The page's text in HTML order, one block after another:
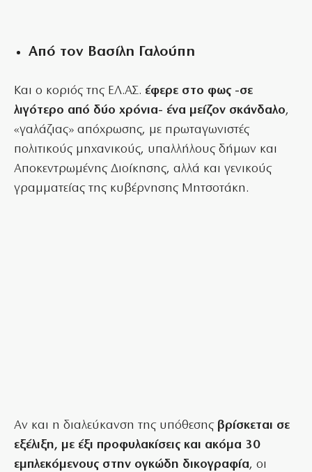
Από τον Βασίλη Γαλούπη
Και ο κοριός της ΕΛ.ΑΣ. έφερε στο φως -σε
λιγότερο από δύο χρόνια- ένα μείζον σκάνδαλο,
«γαλάζιας» απόχρωσης, με πρωταγωνιστές
πολιτικούς μηχανικούς, υπαλλήλους δήμων και
Αποκεντρωμένης Διοίκησης, αλλά και γενικούς
γραμματείας της κυβέρνησης Μητσοτάκη.
Αν και η διαλεύκανση της υπόθεσης βρίσκεται σε
εξέλιξη, με έξι προφυλακίσεις και ακόμα 30
εμπλεκόμενους στην ογκώδη δικογραφία, οι